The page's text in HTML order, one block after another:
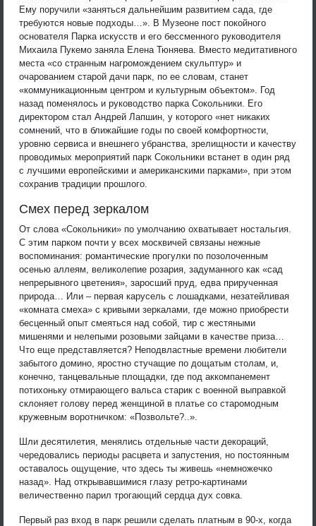
Ему поручили «заняться дальнейшим развитием сада, где
требуются новые подходы…». В Музеоне пост покойного
основателя Парка искусств и его бессменного руководителя
Михаила Пукемо заняла Елена Тюняева. Вместо медитативного
места «со странным нагромождением скульптур» и
очарованием старой дачи парк, по ее словам, станет
«коммуникационным центром и культурным объектом». Год
назад поменялось и руководство парка Сокольники. Его
директором стал Андрей Лапшин, у которого «нет никаких
сомнений, что в ближайшие годы по своей комфортности,
уровню сервиса и внешнего убранства, зрелищности и качеству
проводимых мероприятий парк Сокольники встанет в один ряд
с лучшими европейскими и американскими парками», при этом
сохранив традиции прошлого.
Смех перед зеркалом
От слова «Сокольники» по умолчанию охватывает ностальгия.
С этим парком почти у всех москвичей связаны нежные
воспоминания: романтические прогулки по позолоченным
осенью аллеям, великолепие розария, задуманного как «сад
непрерывного цветения», заросший пруд, едва прирученная
природа… Или – первая карусель с лошадками, незатейливая
«комната смеха» с кривыми зеркалами, где можно приобрести
бесценный опыт смеяться над собой, тир с жестяными
мишенями и нелепыми розовыми зайцами в качестве приза…
Что еще представляется? Неподвластные времени любители
забытого домино, яростно стучащие по дощатым столам, и,
конечно, танцевальные площадки, где под аккомпанемент
потихоньку отмирающего вальса старик с военной выправкой
склоняет голову перед женщиной в платье со старомодным
кружевным воротничком: «Позвольте?..».
Шли десятилетия, менялись отдельные части декораций,
чередовались периоды расцвета и запустения, но постоянным
оставалось ощущение, что здесь ты живешь «немножечко
назад». Над открывавшимися глазу ретро-картинами
величественно парил трогающий сердца дух совка.
Первый раз вход в парк решили сделать платным в 90-х, когда